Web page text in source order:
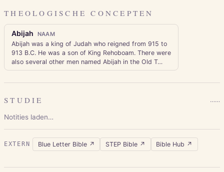
THEOLOGISCHE CONCEPTEN
Abijah NAAM
Abijah was a king of Judah who reigned from 915 to
913 B.C. He was a son of King Rehoboam. There were
also several other men named Abijah in the Old T…
STUDIE ……
Notities laden…
EXTERN Blue Letter Bible↗ STEP Bible↗ Bible Hub ↗